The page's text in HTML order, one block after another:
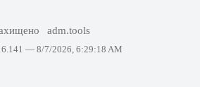
adm.tools
— 8/7/2026, 6:29:18 AM